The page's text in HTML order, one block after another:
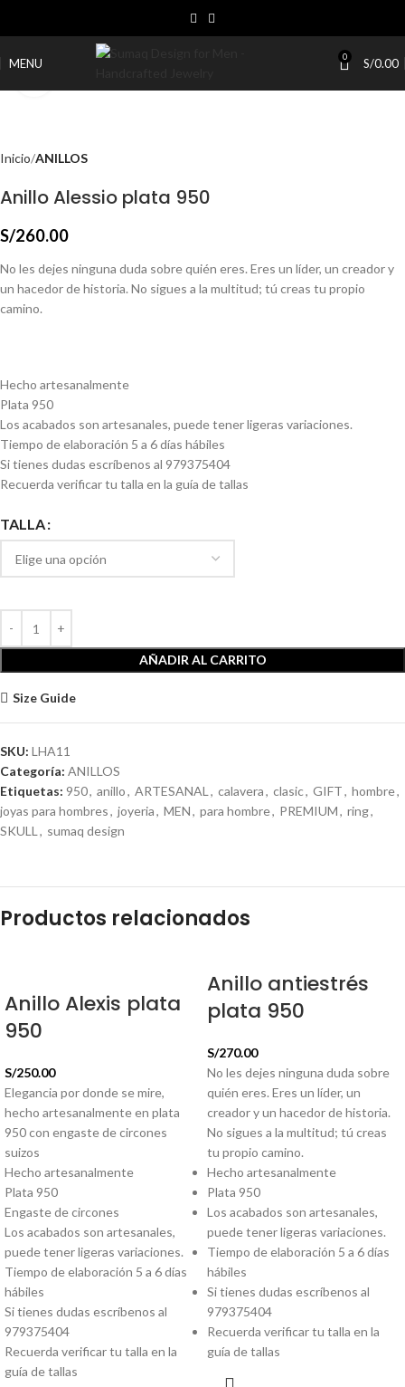
MENU 0 S/0.00
Inicio ANILLOS
Anillo Alessio plata 950
S/260.00
No les dejes ninguna duda sobre quién eres. Eres un líder, un creador y
un hacedor de historia. No sigues a la multitud; tú creas tu propio
camino.
Hecho artesanalmente
Plata 950
Los acabados son artesanales, puede tener ligeras variaciones.
Tiempo de elaboración 5 a 6 días hábiles
Si tienes dudas escríbenos al 979375404
Recuerda verificar tu talla en la guía de tallas
TALLA
AÑADIR AL CARRITO
Size Guide
SKU: LHA11
Categoría: ANILLOS
Etiquetas: 950, anillo, ARTESANAL , calavera, clasic, GIFT, hombre,
joyas para hombres, joyeria, MEN, para hombre, PREMIUM, ring,
SKULL , sumaq design
Productos relacionados
Anillo Alexis plata
950
S/250.00
Elegancia por donde se mire,
hecho artesanalmente en plata
950 con engaste de circones
suizos
Hecho artesanalmente
Plata 950
Engaste de circones
Los acabados son artesanales,
puede tener ligeras variaciones.
Tiempo de elaboración 5 a 6 días
hábiles
Si tienes dudas escríbenos al
979375404
Recuerda verificar tu talla en la
guía de tallas
Anillo antiestrés
plata 950
S/270.00
No les dejes ninguna duda sobre
quién eres. Eres un líder, un
creador y un hacedor de historia.
No sigues a la multitud; tú creas
tu propio camino.
Hecho artesanalmente
Plata 950
Los acabados son artesanales,
puede tener ligeras variaciones.
Tiempo de elaboración 5 a 6 días
hábiles
Si tienes dudas escríbenos al
979375404
Recuerda verificar tu talla en la
guía de tallas